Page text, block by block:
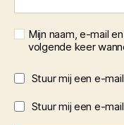
Mijn naam, e-mail
volgende keer
Stuur mij een e-
Stuur mij een e-